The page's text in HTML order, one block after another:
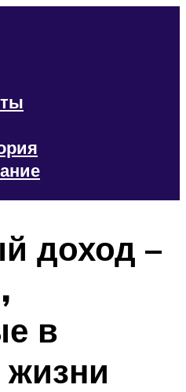
доход –
в